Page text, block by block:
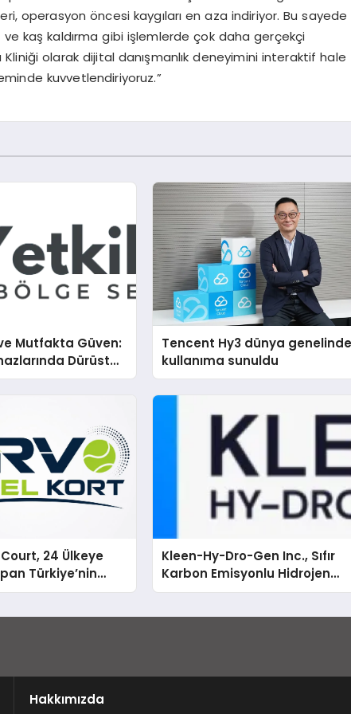
operasyon öncesi kaygıları en aza indiriyor. Bu sayede
kaş kaldırma gibi işlemlerde çok daha gerçekçi
olarak dijital danışmanlık deneyimini interaktif hale
kuvvetlendiriyoruz.”
Mutfakta Güven:
Dürüst
Deneyimi
Tencent Hy3 dünya
kullanıma sunuldu
24 Ülkeye
Türkiye’nin
Üretim Gücü
Kleen-Hy-Dro-Gen Inc., Sıfır
Karbon Emisyonlu Hidrojen
Isıtma Teknolojisinde ISO ve
Hakkımızda